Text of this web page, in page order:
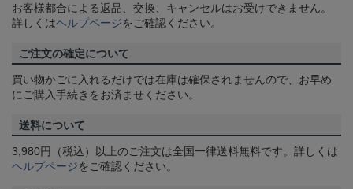
お客様都合による返品、交換、キャンセルはお受けできません。
詳しくはヘルプページをご確認ください。
ご注文の確定について
買い物かごに入れるだけでは在庫は確保されませんので、お早め
にご購入手続きをお済ませください。
送料について
3,980円（税込）以上のご注文は全国一律送料無料です。詳しくは
ヘルプページをご確認ください。